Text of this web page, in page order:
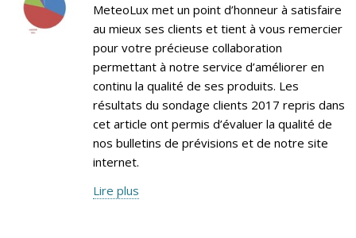
MeteoLux met un point d’honneur à satisfaire
au mieux ses clients et tient à vous remercier
pour votre précieuse collaboration
permettant à notre service d’améliorer en
continu la qualité de ses produits. Les
résultats du sondage clients 2017 repris dans
cet article ont permis d’évaluer la qualité de
nos bulletins de prévisions et de notre site
internet.
Lire plus